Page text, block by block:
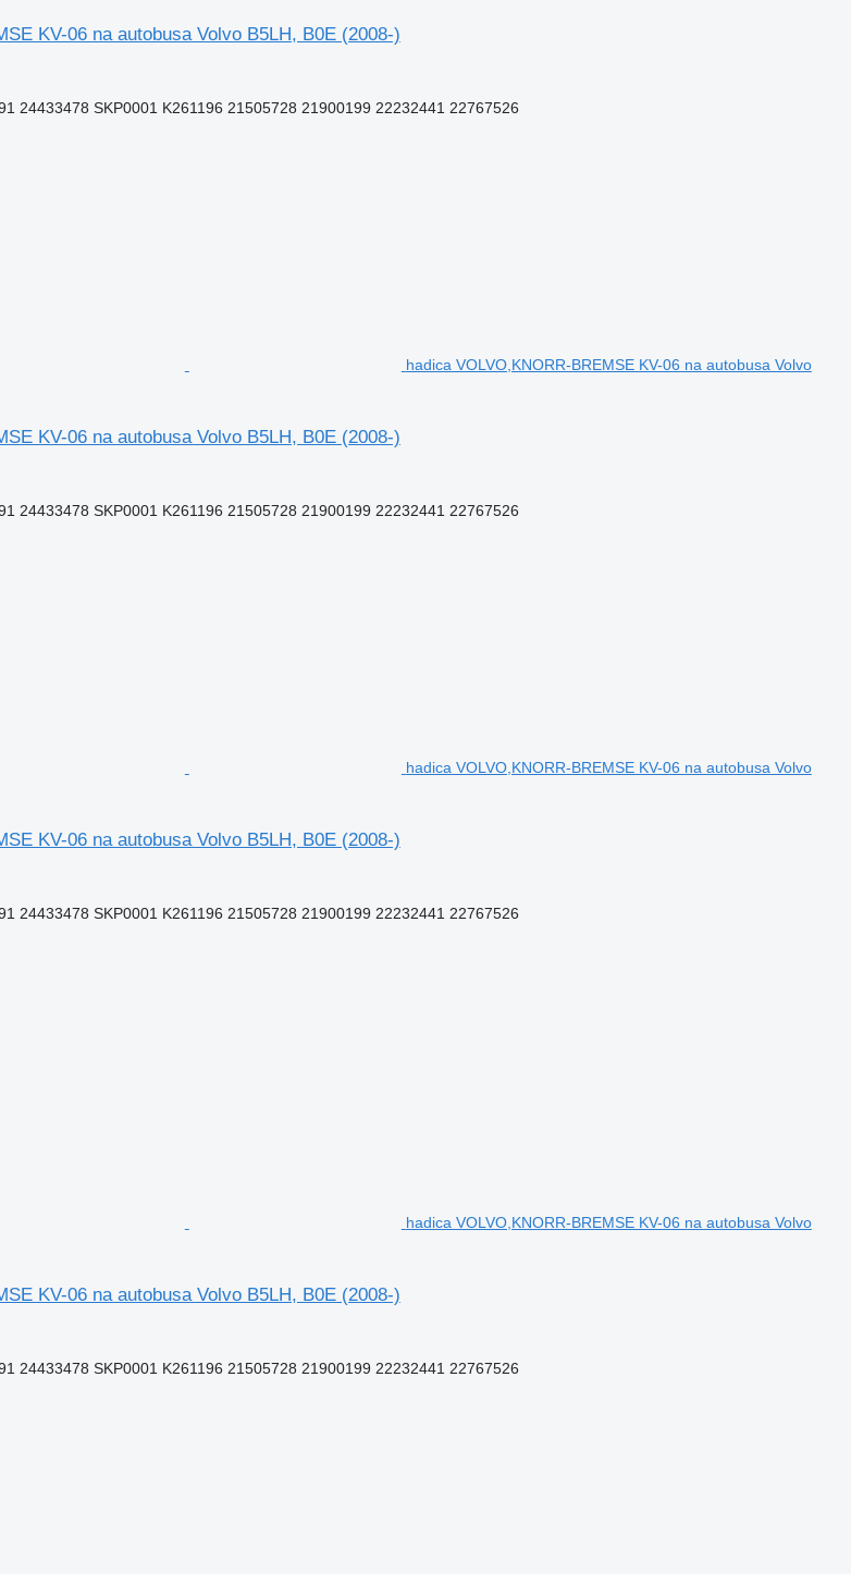
KV-06 na autobusa Volvo B5LH, B0E (2008-)
24433478 SKP0001 K261196 21505728 21900199 22232441 22767526
hadica VOLVO,KNORR-BREMSE KV-06 na autobusa Volvo
KV-06 na autobusa Volvo B5LH, B0E (2008-)
24433478 SKP0001 K261196 21505728 21900199 22232441 22767526
hadica VOLVO,KNORR-BREMSE KV-06 na autobusa Volvo
KV-06 na autobusa Volvo B5LH, B0E (2008-)
24433478 SKP0001 K261196 21505728 21900199 22232441 22767526
hadica VOLVO,KNORR-BREMSE KV-06 na autobusa Volvo
KV-06 na autobusa Volvo B5LH, B0E (2008-)
24433478 SKP0001 K261196 21505728 21900199 22232441 22767526